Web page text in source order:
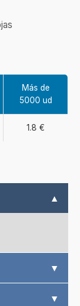
Más de
5000 ud
1.8 €
▲
▼
▼